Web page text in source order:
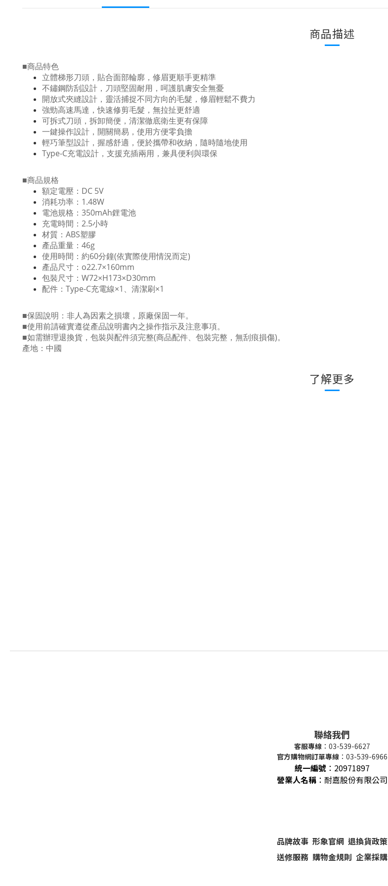
商品描述
■商品特色
立體梯形刀頭，貼合面部輪廓，修眉更順手更精準
不鏽鋼防刮設計，刀頭堅固耐用，呵護肌膚安全無憂
開放式夾縫設計，靈活捕捉不同方向的毛髮，修眉輕鬆不費力
強勁高速馬達，快速修剪毛髮，無拉扯更舒適
可拆式刀頭，拆卸簡便，清潔徹底衛生更有保障
一鍵操作設計，開關簡易，使用方便零負擔
輕巧筆型設計，握感舒適，便於攜帶和收納，隨時隨地使用
Type-C充電設計，支援充插兩用，兼具便利與環保
■商品規格
額定電壓：DC 5V
消耗功率：1.48W
電池規格：350mAh鋰電池
充電時間：2.5小時
材質：ABS塑膠
產品重量：46g
使用時間：約60分鐘(依實際使用情況而定)
產品尺寸：o22.7×160mm
包裝尺寸：W72×H173×D30mm
配件：Type-C充電線×1、清潔刷×1
■保固說明：非人為因素之損壞，原廠保固一年。
■使用前請確實遵從產品說明書內之操作指示及注意事項。
■如需辦理退換貨，包裝與配件須完整(商品配件、包裝完整，無刮痕損傷)。
產地：中國
了解更多
聯絡我們
客服專線 ：03-539-6627
官方購物網訂單專線 ：03-539-6966
統一編號 ： 20971897
營業人名稱 ：耐嘉股份有限公司
品牌故事 形象官網 退換貨政策
送修服務 購物金規則 企業採購